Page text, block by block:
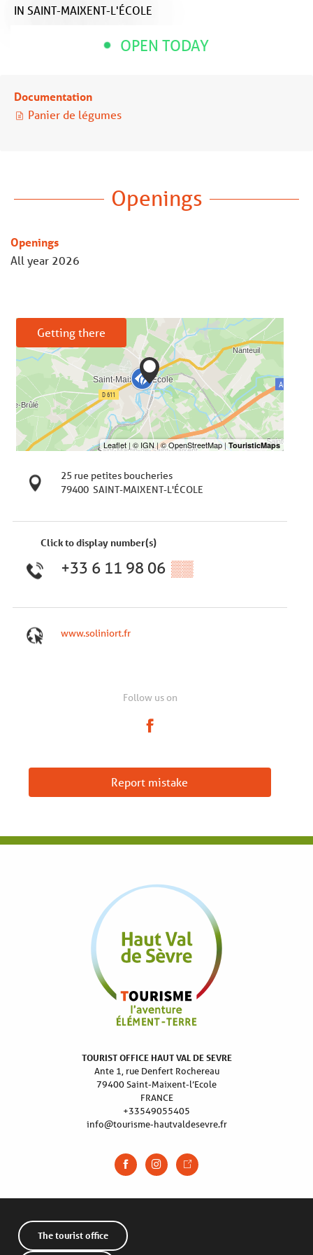
IN SAINT-MAIXENT-L'ÉCOLE
OPEN TODAY
Documentation
Panier de légumes
Openings
Openings
All year 2026
Getting there
25 rue petites boucheries
79400 SAINT-MAIXENT-L'ÉCOLE
Click to display number(s)
+33 6 11 98 06 ▒▒
www.soliniort.fr
Follow us on
Report mistake
TOURIST OFFICE HAUT VAL DE SEVRE
Ante 1, rue Denfert Rochereau
79400 Saint-Maixent-l’Ecole
FRANCE
+33549055405
info@tourisme-hautvaldesevre.fr
The tourist office